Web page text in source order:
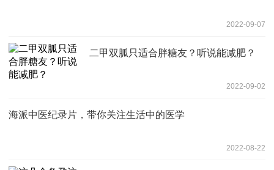
2022-09-07
二甲双胍只适合胖糖友？听说能减肥？
2022-09-02
海派中医纪录片，带你关注生活中的医学
2022-08-22